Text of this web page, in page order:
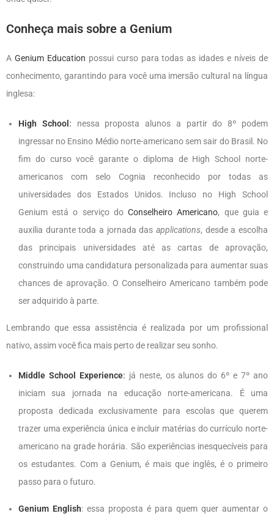
Conheça mais sobre a Genium
A Genium Education possui curso para todas as idades e níveis de
conhecimento, garantindo para você uma imersão cultural na língua
inglesa:
High School : nessa proposta alunos a partir do 8º podem
ingressar no Ensino Médio norte-americano sem sair do Brasil. No
fim do curso você garante o diploma de High School norte-
americanos com selo Cognia reconhecido por todas as
universidades dos Estados Unidos. Incluso no High School
Genium está o serviço doConselheiro Americano, que guia e
auxilia durante toda a jornada das applications, desde a escolha
das principais universidades até as cartas de aprovação,
construindo uma candidatura personalizada para aumentar suas
chances de aprovação. O Conselheiro Americano também pode
ser adquirido à parte.
Lembrando que essa assistência é realizada por um profissional
nativo, assim você fica mais perto de realizar seu sonho.
Middle School Experience: já neste, os alunos do 6º e 7º ano
iniciam sua jornada na educação norte-americana. É uma
proposta dedicada exclusivamente para escolas que querem
trazer uma experiência única e incluir matérias do currículo norte-
americano na grade horária. São experiências inesquecíveis para
os estudantes. Com a Genium, é mais que inglês, é o primeiro
passo para o futuro.
Genium English: essa proposta é para quem quer aumentar o